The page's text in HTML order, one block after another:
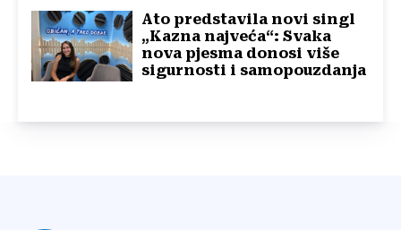
Ato predstavila novi singl
„Kazna najveća“: Svaka
nova pjesma donosi više
sigurnosti i samopouzdanja